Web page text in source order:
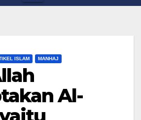
ISLAM MANHAJ
Al-